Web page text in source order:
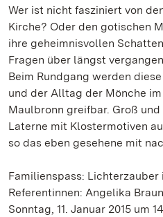
Wer ist nicht fasziniert von
Kirche? Oder den gotischen
ihre geheimnisvollen
Fragen über längst
Beim Rundgang werden
und der Alltag der Mönche
Maulbronn greifbar. Groß
Laterne mit Klostermotiven
so das eben gesehene mit
Familienspass: Lichterzauber
Referentinnen: Angelika
Sonntag, 11. Januar 2015 um